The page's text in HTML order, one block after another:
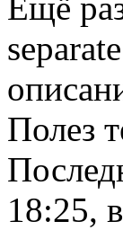
Полез
18:25,